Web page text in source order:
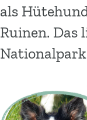
als
Ruinen. Das